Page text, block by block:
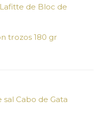
de Bloc de
trozos 180 gr
sal Cabo de Gata